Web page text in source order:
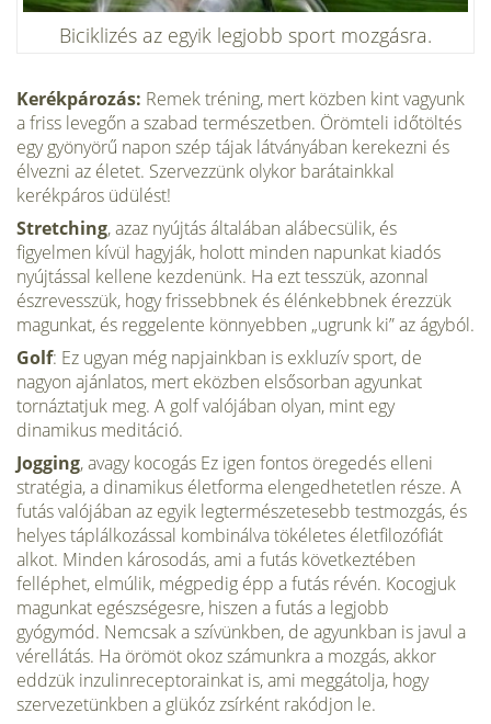
Biciklizés az egyik legjobb sport mozgásra.
Kerékpározás: Remek tréning, mert közben kint vagyunk
a friss levegőn a szabad természetben. Örömteli időtöltés
egy gyönyörű napon szép tájak látványában kerekezni és
élvezni az életet. Szervezzünk olykor barátainkkal
kerékpáros üdülést!
Stretching, azaz nyújtás általában alábecsülik, és
figyelmen kívül hagyják, holott minden napunkat kiadós
nyújtással kellene kezdenünk. Ha ezt tesszük, azonnal
észrevesszük, hogy frissebbnek és élénkebbnek érezzük
magunkat, és reggelente könnyebben „ugrunk ki” az ágyból.
Golf: Ez ugyan még napjainkban is exkluzív sport, de
nagyon ajánlatos, mert eközben elsősorban agyunkat
tornáztatjuk meg. A golf valójában olyan, mint egy
dinamikus meditáció.
Jogging, avagy kocogás Ez igen fontos öregedés elleni
stratégia, a dinamikus életforma elengedhetetlen része. A
futás valójában az egyik legtermészetesebb testmozgás, és
helyes táplálkozással kombinálva tökéletes életfilozófiát
alkot. Minden károsodás, ami a futás következtében
felléphet, elmúlik, mégpedig épp a futás révén. Kocogjuk
magunkat egészségesre, hiszen a futás a legjobb
gyógymód. Nemcsak a szívünkben, de agyunkban is javul a
vérellátás. Ha örömöt okoz számunkra a mozgás, akkor
eddzük inzulinreceptorainkat is, ami meggátolja, hogy
szervezetünkben a glükóz zsírként rakódjon le.